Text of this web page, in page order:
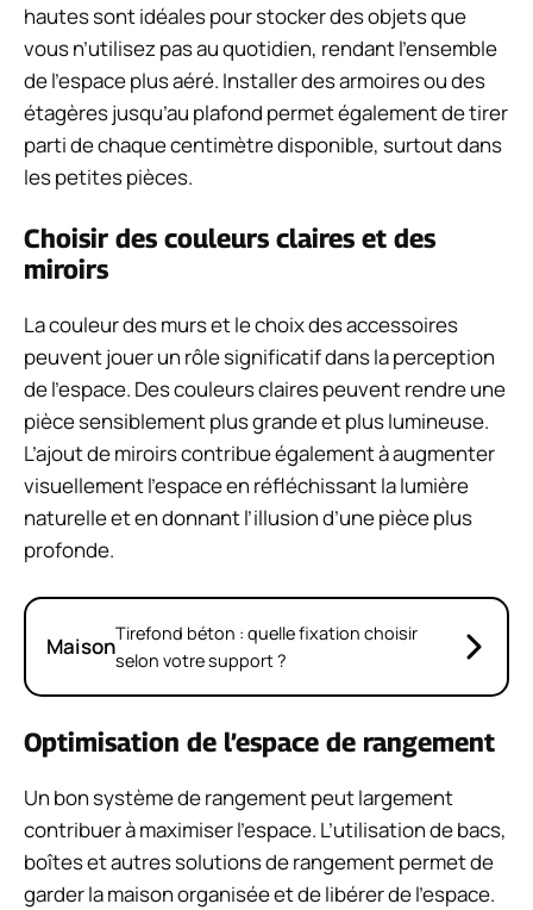
hautes sont idéales pour stocker des objets que
vous n’utilisez pas au quotidien, rendant l’ensemble
de l’espace plus aéré. Installer des armoires ou des
étagères jusqu’au plafond permet également de tirer
parti de chaque centimètre disponible, surtout dans
les petites pièces.
Choisir des couleurs claires et des
miroirs
La couleur des murs et le choix des accessoires
peuvent jouer un rôle significatif dans la perception
de l’espace. Des couleurs claires peuvent rendre une
pièce sensiblement plus grande et plus lumineuse.
L’ajout de miroirs contribue également à augmenter
visuellement l’espace en réfléchissant la lumière
naturelle et en donnant l’illusion d’une pièce plus
profonde.
MaisonTirefond béton : quelle fixation choisir
selon votre support ?
Optimisation de l’espace de rangement
Un bon système de rangement peut largement
contribuer à maximiser l’espace. L’utilisation de bacs,
boîtes et autres solutions de rangement permet de
garder la maison organisée et de libérer de l’espace.